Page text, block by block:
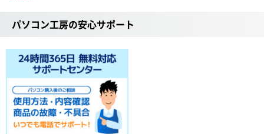
パソコン工房の安心サポート